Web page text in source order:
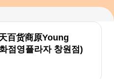
百货商原Young
점영플라자 창원점)